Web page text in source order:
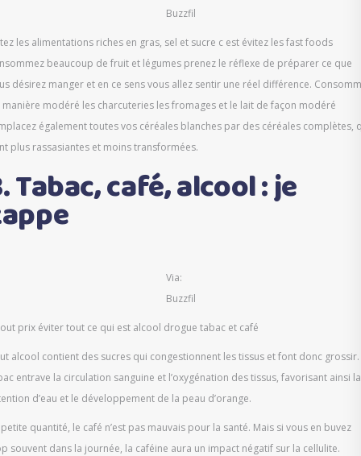
Buzzfil
les alimentations riches en gras, sel et sucre c est évitez les fast foods
beaucoup de fruit et légumes prenez le réflexe de préparer ce que
désirez manger et en ce sens vous allez sentir une réel différence.
manière modéré les charcuteries les fromages et le lait de façon modéré
également toutes vos céréales blanches par des céréales complètes,
plus rassasiantes et moins transformées.
Tabac, café, alcool : je
Via:
Buzzfil
prix éviter tout ce qui est alcool drogue tabac et café
alcool contient des sucres qui congestionnent les tissus et font donc grossir.
entrave la circulation sanguine et l’oxygénation des tissus, favorisant ainsi la
d’eau et le développement de la peau d’orange.
petite quantité, le café n’est pas mauvais pour la santé. Mais si vous en buvez
souvent dans la journée, la caféine aura un impact négatif sur la cellulite.